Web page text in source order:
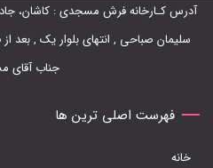
آدرس کـارخانه فرش مسجدی : کاشان،
جناب آقای
فهرست اصلی ترین ها
خانه